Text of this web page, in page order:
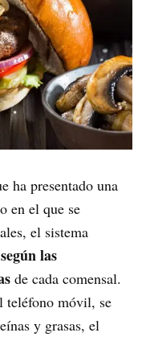
ha presentado una
en el que se
el sistema
las
de cada comensal.
teléfono móvil, se
y grasas, el